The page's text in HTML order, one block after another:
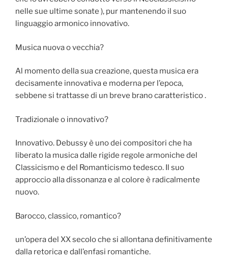
nelle sue ultime sonate ), pur mantenendo il suo
linguaggio armonico innovativo.
Musica nuova o vecchia?
Al momento della sua creazione, questa musica era
decisamente innovativa e moderna per l’epoca,
sebbene si trattasse di un breve brano caratteristico .
Tradizionale o innovativo?
Innovativo. Debussy è uno dei compositori che ha
liberato la musica dalle rigide regole armoniche del
Classicismo e del Romanticismo tedesco. Il suo
approccio alla dissonanza e al colore è radicalmente
nuovo.
Barocco, classico, romantico?
un’opera del XX secolo che si allontana definitivamente
dalla retorica e dall’enfasi romantiche.